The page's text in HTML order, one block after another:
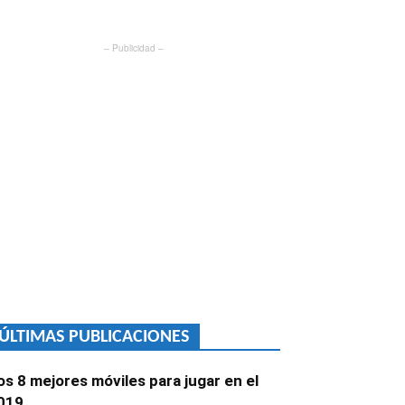
– Publicidad –
PUBLICACIONES
8 mejores móviles para jugar en el